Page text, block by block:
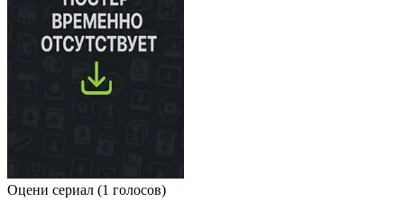
Оцени сериал (1 голосов)